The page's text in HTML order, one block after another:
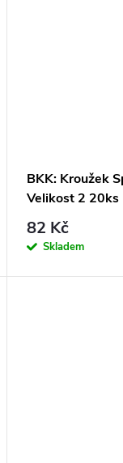
BKK: Kroužek
Velikost 2 20ks
82 Kč
Skladem